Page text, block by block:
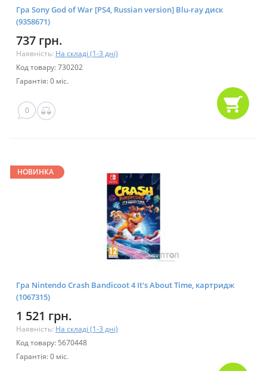
Гра Sony God of War [PS4, Russian version] Blu-ray диск
(9358671)
737 грн.
Наявність: На складі (1-3 дні)
Код товару: 730202
Гарантія: 0 міс.
0
НОВИНКА
Гра Nintendo Crash Bandicoot 4 It's About Time, картридж
(1067315)
1 521 грн.
Наявність: На складі (1-3 дні)
Код товару: 5670448
Гарантія: 0 міс.